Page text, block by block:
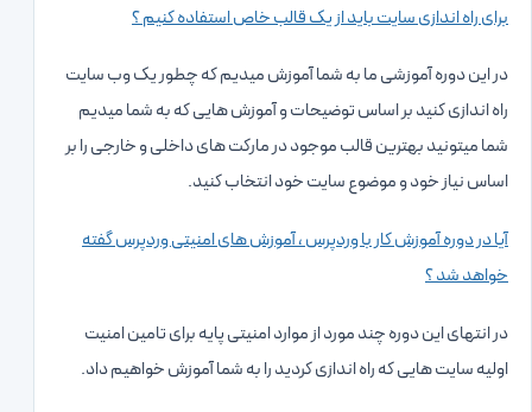
برای راه اندازی سایت باید از یک قالب خاص استفاده کنیم ؟
در این دوره آموزشی ما به شما آموزش میدیم که چطور یک وب سایت
راه اندازی کنید بر اساس توضیحات و آموزش هایی که به شما میدیم
شما میتونید بهترین قالب موجود در مارکت های داخلی و خارجی را بر
اساس نیاز خود و موضوع سایت خود انتخاب کنید.
آیا در دوره آموزش کار با وردپرس ، آموزش های امنیتی وردپرس گفته
خواهد شد ؟
در انتهای این دوره چند مورد از موارد امنیتی پایه برای تامین امنیت
اولیه سایت هایی که راه اندازی کردید را به شما آموزش خواهیم داد.